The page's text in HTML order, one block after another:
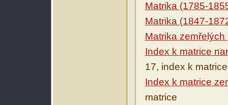
Matrika (1785-
Matrika (1847-
Matrika
Index k matrice
17, index k matrice
Index k matrice
matrice